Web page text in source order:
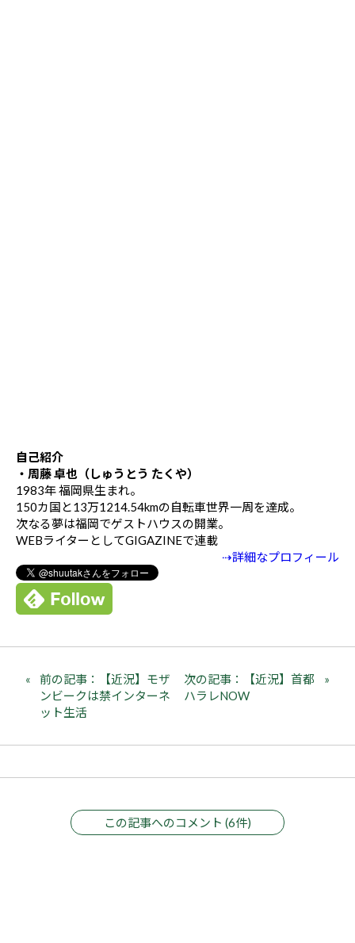
自己紹介
・周藤 卓也（しゅうとう たくや）
1983年 福岡県生まれ。
150カ国と13万1214.54kmの自転車世界一周を達成。
次なる夢は福岡でゲストハウスの開業。
WEBライターとしてGIGAZINEで連載
⇢詳細なプロフィール
前の記事：【近況】モザ
ンビークは禁インターネ
ット生活
次の記事：【近況】首都
ハラレNOW
この記事へのコメント (6件)